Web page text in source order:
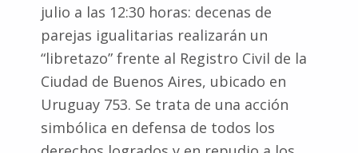
julio a las 12:30 horas: decenas de
parejas igualitarias realizarán un
“libretazo” frente al Registro Civil de la
Ciudad de Buenos Aires, ubicado en
Uruguay 753. Se trata de una acción
simbólica en defensa de todos los